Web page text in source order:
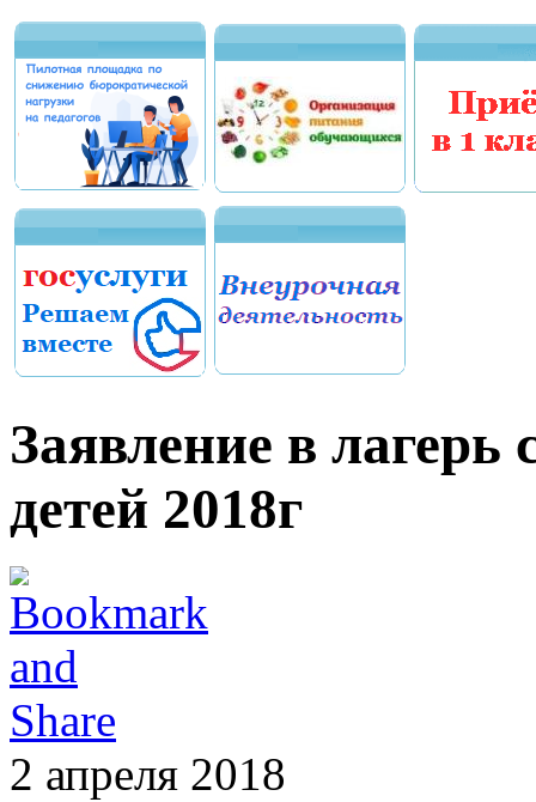
Заявление в
детей 2018г
2 апреля 2018